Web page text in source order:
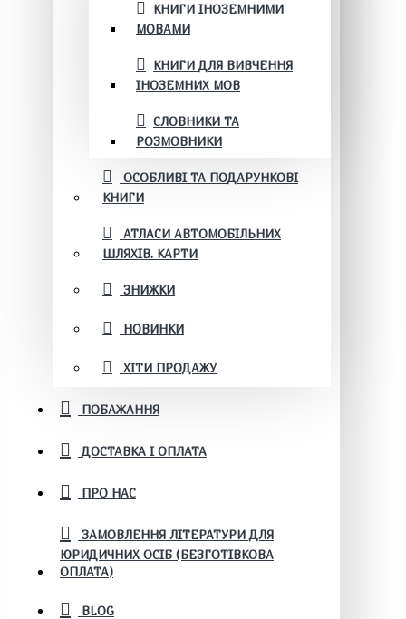
КНИГИ ІНОЗЕМНИМИ
МОВАМИ
КНИГИ ДЛЯ ВИВЧЕННЯ
ІНОЗЕМНИХ МОВ
СЛОВНИКИ ТА
РОЗМОВНИКИ
ОСОБЛИВІ ТА ПОДАРУНКОВІ
КНИГИ
АТЛАСИ АВТОМОБІЛЬНИХ
ШЛЯХІВ. КАРТИ
ЗНИЖКИ
НОВИНКИ
ХІТИ ПРОДАЖУ
ПОБАЖАННЯ
ДОСТАВКА І ОПЛАТА
ПРО НАС
ЗАМОВЛЕННЯ ЛІТЕРАТУРИ ДЛЯ
ЮРИДИЧНИХ ОСІБ (БЕЗГОТІВКОВА
ОПЛАТА)
BLOG